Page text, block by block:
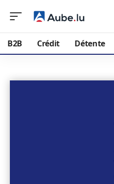
B2B Crédit Détente